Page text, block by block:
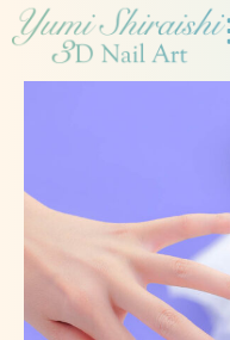
容